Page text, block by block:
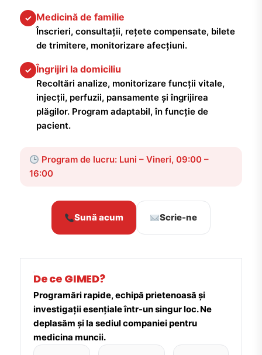
✓ Medicină de familie
Înscrieri, consultații, rețete compensate, bilete
de trimitere, monitorizare afecțiuni.
✓ Îngrijiri la domiciliu
Recoltări analize, monitorizare funcții vitale,
injecții, perfuzii, pansamente și îngrijirea
plăgilor. Program adaptabil, în funcție de
pacient.
Program de lucru: Luni – Vineri, 09:00 –
16:00
Sună acum Scrie-ne
De ce GIMED?
Programări rapide, echipă prietenoasă și
investigații esențiale într-un singur loc. Ne
deplasăm și la sediul companiei pentru
medicina muncii.